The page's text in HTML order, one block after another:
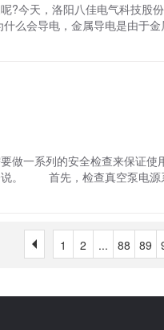
今天，洛阳八佳电气科技股
会导电，金属导电是由于金
熔盐电解炉中的有些物质在
一系列的安全检查来保证使
说。 首先，检查真空泵电源
石墨坩埚等装炉配件是否齐全
功后停止变频，方可开炉。
1 2 ... 88 89